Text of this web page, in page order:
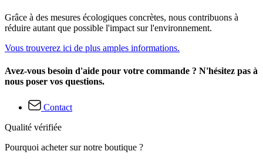
Grâce à des mesures écologiques concrètes, nous contribuons à
réduire autant que possible l'impact sur l'environnement.
Vous trouverez ici de plus amples informations.
Avez-vous besoin d'aide pour votre commande ? N'hésitez pas à
nous poser vos questions.
Contact
Qualité vérifiée
Pourquoi acheter sur notre boutique ?